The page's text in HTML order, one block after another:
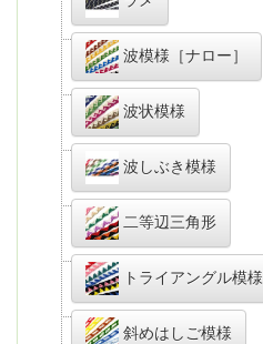
波模様［ナロー］
波状模様
波しぶき模様
二等辺三角形
トライアングル模様
斜めはしご模様